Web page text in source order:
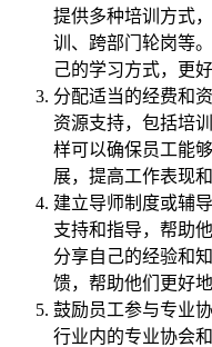
提供多种培训方式
训、跨部门轮岗等
己的学习方式，更
分配适当的经费和
资源支持，包括培
样可以确保员工能
展，提高工作表现
建立导师制度或辅
支持和指导，帮助
分享自己的经验和
馈，帮助他们更好
鼓励员工参与专业
行业内的专业协会